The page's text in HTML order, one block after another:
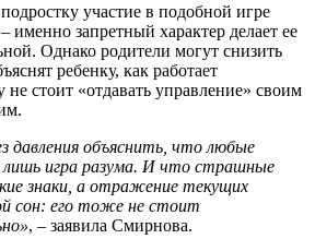
участие в подобной игре
именно запретный характер делает ее
Однако родители могут снизить
ребенку, как работает
стоит «отдавать управление» своим
давления объяснить, что любые
лишь игра разума. И что страшные
знаки, а отражение текущих
сон: его тоже не стоит
, – заявила Смирнова.